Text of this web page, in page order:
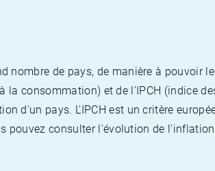
nombre de pays, de manière à pouvoir
consommation) et de l'IPCH (indice
d'un pays. L'IPCH est un critère
pouvez consulter l'évolution de